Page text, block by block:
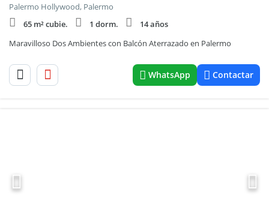
Palermo Hollywood, Palermo
65 m² cubie.
1 dorm.
14 años
Maravilloso Dos Ambientes con Balcón Aterrazado en Palermo
WhatsApp Contactar